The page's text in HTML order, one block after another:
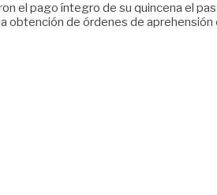
el pago íntegro de su quincena el
obtención de órdenes de aprehensión